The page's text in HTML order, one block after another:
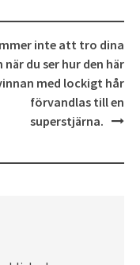
inte att tro dina
när du ser hur den här
med lockigt hår
förvandlas till en
superstjärna.